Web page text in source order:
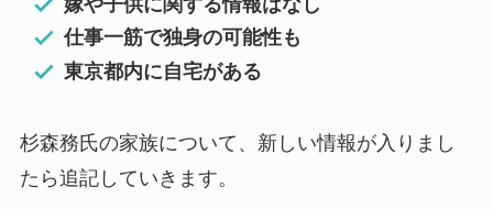
仕事一筋で独身の可能性も
東京都内に自宅がある
杉森務氏の家族について、新しい情報が入りまし
たら追記していきます。